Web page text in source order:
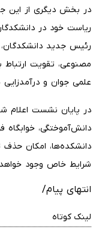
در بخش دیگری از این
ریاست خود در
رئیس جدید
مصنوعی، تقویت
علمی جوان و
در پایان نشست اعلام
دانش‌آموختگی،
دانشکده‌ها، امکان حذف
شرایط خاص وجود
انتهای پیام/
لینک کوتاه